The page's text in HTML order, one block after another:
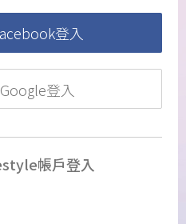
登入
登入
帳戶登入